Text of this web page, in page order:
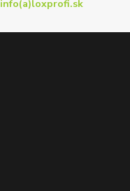
info(a)loxprofi.sk